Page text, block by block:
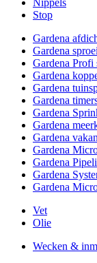
Nippels
Stop
Gardena
Gardena
Gardena Profi
Gardena
Gardena
Gardena
Gardena
Gardena
Gardena
Gardena
Gardena
Gardena
Gardena
Vet
Olie
Wecken &